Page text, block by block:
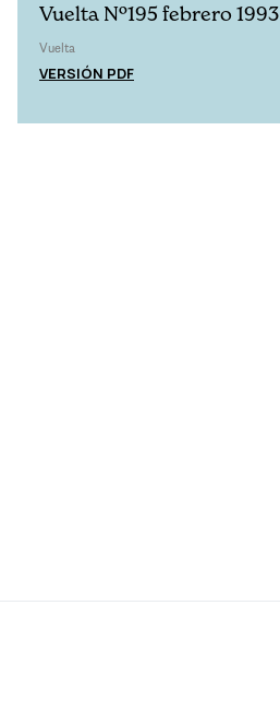
Vuelta Nº195 febrero 1993
Vuelta
VERSIÓN PDF